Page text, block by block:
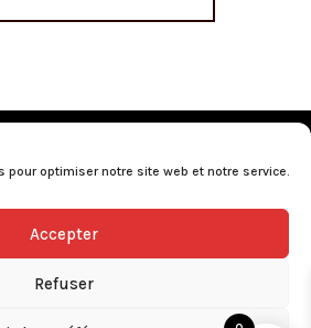
pour optimiser notre site web et notre service.
Accepter
Refuser
de vente•Nos revendeurs•
pour la santé, consommez avec